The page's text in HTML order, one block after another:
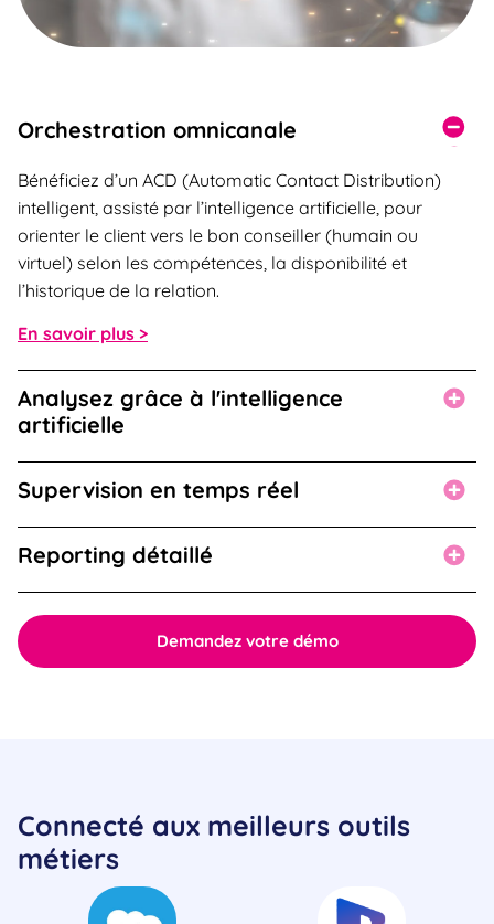
Orchestration omnicanale
Bénéficiez d’un ACD (Automatic Contact Distribution)
intelligent, assisté par l’intelligence artificielle, pour
orienter le client vers le bon conseiller (humain ou
virtuel) selon les compétences, la disponibilité et
l’historique de la relation.
En savoir plus >
Analysez grâce à l'intelligence
artificielle
Supervision en temps réel
Reporting détaillé
Demandez votre démo
Connecté aux meilleurs outils
métiers